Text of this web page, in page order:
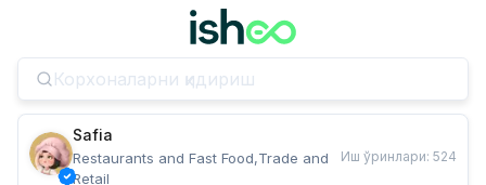
Safia
Restaurants and Fast Food,Trade and
Retail
Иш ўринлари: 524